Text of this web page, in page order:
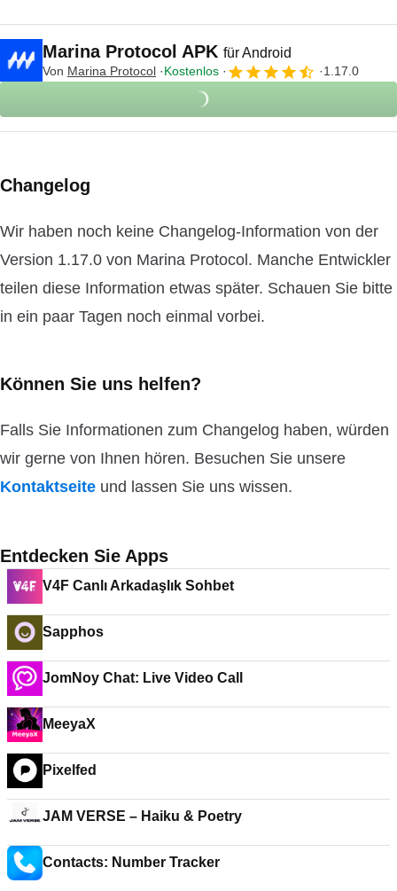
Marina Protocol APK für Android
Von Marina Protocol Kostenlos 1.17.0
Changelog
Wir haben noch keine Changelog-Information von der
Version 1.17.0 von Marina Protocol. Manche Entwickler
teilen diese Information etwas später. Schauen Sie bitte
in ein paar Tagen noch einmal vorbei.
Können Sie uns helfen?
Falls Sie Informationen zum Changelog haben, würden
wir gerne von Ihnen hören. Besuchen Sie unsere
Kontaktseite und lassen Sie uns wissen.
Entdecken Sie Apps
V4F Canlı Arkadaşlık Sohbet
Sapphos
JomNoy Chat: Live Video Call
MeeyaX
Pixelfed
JAM VERSE – Haiku & Poetry
Contacts: Number Tracker